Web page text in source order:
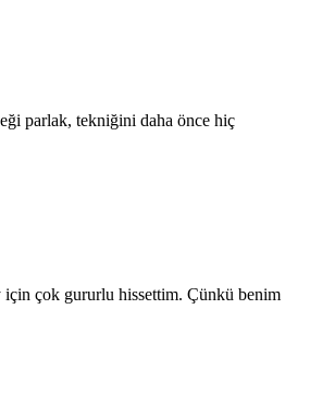
parlak, tekniğini daha önce hiç
için çok gururlu hissettim. Çünkü benim